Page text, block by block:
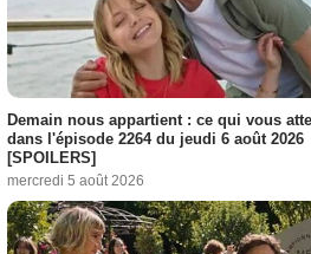
Demain nous appartient : ce qui vous
dans l'épisode 2264 du jeudi 6 août 2026
[SPOILERS]
mercredi 5 août 2026